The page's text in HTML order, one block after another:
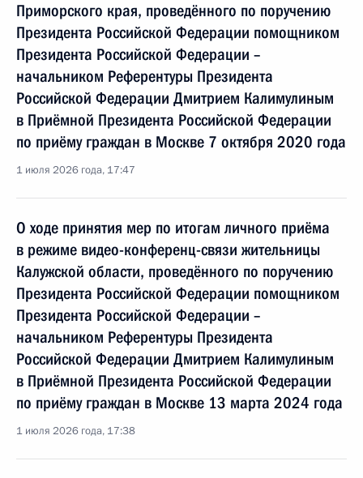
Приморского края, проведённого по поручению
Президента Российской Федерации помощником
Президента Российской Федерации –
начальником Референтуры Президента
Российской Федерации Дмитрием Калимулиным
в Приёмной Президента Российской Федерации
по приёму граждан в Москве 7 октября 2020 года
1 июля 2026 года, 17:47
О ходе принятия мер по итогам личного приёма
в режиме видео-конференц-связи жительницы
Калужской области, проведённого по поручению
Президента Российской Федерации помощником
Президента Российской Федерации –
начальником Референтуры Президента
Российской Федерации Дмитрием Калимулиным
в Приёмной Президента Российской Федерации
по приёму граждан в Москве 13 марта 2024 года
1 июля 2026 года, 17:38